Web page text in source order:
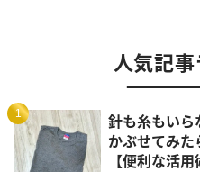
人気記事
1
針も糸もいら
かぶせてみた
【便利な活用